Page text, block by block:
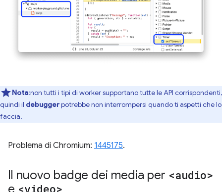
Nota:non tutti i tipi di worker supportano tutte le API corrispondenti,
quindi il debuggerpotrebbe non interrompersi quando ti aspetti che lo
faccia.
Problema di Chromium: 1445175.
Il nuovo badge dei media per <audio>
<video>